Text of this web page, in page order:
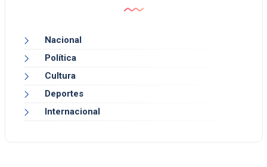
Nacional
Política
Cultura
Deportes
Internacional